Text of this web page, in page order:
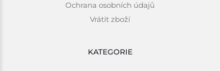
Ochrana osobních údajů
Vrátit zboží
KATEGORIE